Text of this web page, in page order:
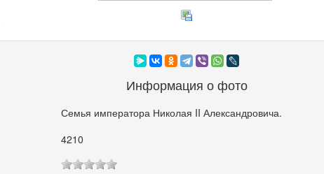
Информация о фото
Семья императора Николая II Александровича.
4210